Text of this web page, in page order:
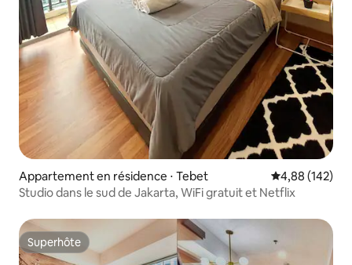
Appartement en résidence ⋅ Tebet Évaluation
4,88 (142)
Studio dans le sud de Jakarta, WiFi gratuit et Netflix
Superhôte
Superhôte